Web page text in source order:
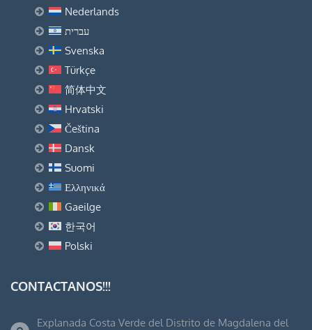
Nederlands
עברית
Svenska
Türkçe
简体中文
Hrvatski
Čeština
Dansk
Suomi
Ελληνικά
Gaeilge
한국어
Polski
CONTACTANOS!!!
Explanada Costa Verde del Distrito de Magdalena del